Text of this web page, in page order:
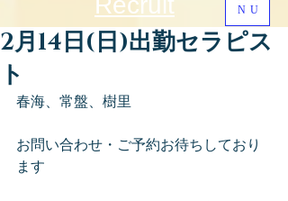
NU
2月14日(日)出勤セラピス
ト
春海、常盤、樹里
お問い合わせ・ご予約お待ちしており
ます